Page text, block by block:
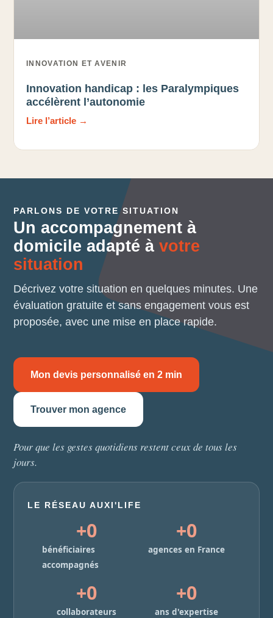
INNOVATION ET AVENIR
Innovation handicap : les Paralympiques
accélèrent l’autonomie
Lire l’article →
PARLONS DE VOTRE SITUATION
Un accompagnement à
domicile adapté à votre
situation
Décrivez votre situation en quelques minutes. Une
évaluation gratuite et sans engagement vous est
proposée, avec une mise en place rapide.
Mon devis personnalisé en 2 min
Trouver mon agence
Pour que les gestes quotidiens restent ceux de tous les
jours.
LE RÉSEAU AUXI'LIFE
bénéficiaires
accompagnés
+0
agences en France
+0
collaborateurs
+0
ans d'expertise
+0